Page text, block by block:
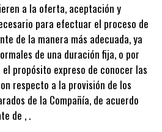
a la oferta, aceptación y
para efectuar el proceso de
de la manera más adecuada, ya
de una duración fija, o por
propósito expreso de conocer las
respecto a la provisión de los
de la Compañía, de acuerdo
de , .